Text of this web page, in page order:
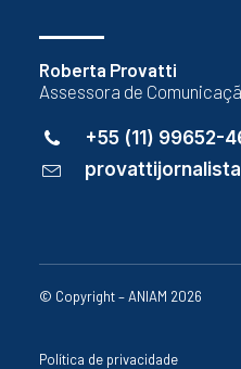
Roberta Provatti
Assessora de
+55 (11) 99652-
© Copyright – ANIAM 2026
Política de privacidade